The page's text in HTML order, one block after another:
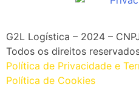
G2L Logística – 2024 –
Todos os direitos
Política de Privacidade e
Política de Cookies